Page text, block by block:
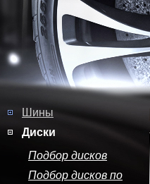
Шины
Диски
Подбор дисков
Подбор дисков по